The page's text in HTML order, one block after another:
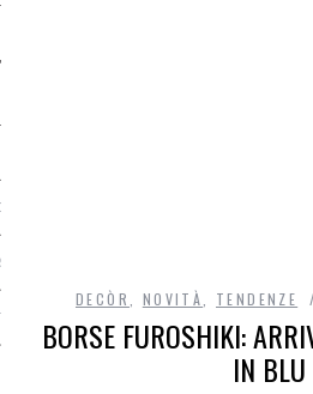
DECÒR NOVITÀ TENDENZE
BORSE FUROSHIKI:
IN BLU